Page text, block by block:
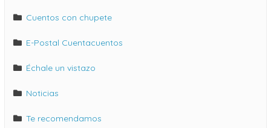
Cuentos con chupete
E-Postal Cuentacuentos
Échale un vistazo
Noticias
Te recomendamos